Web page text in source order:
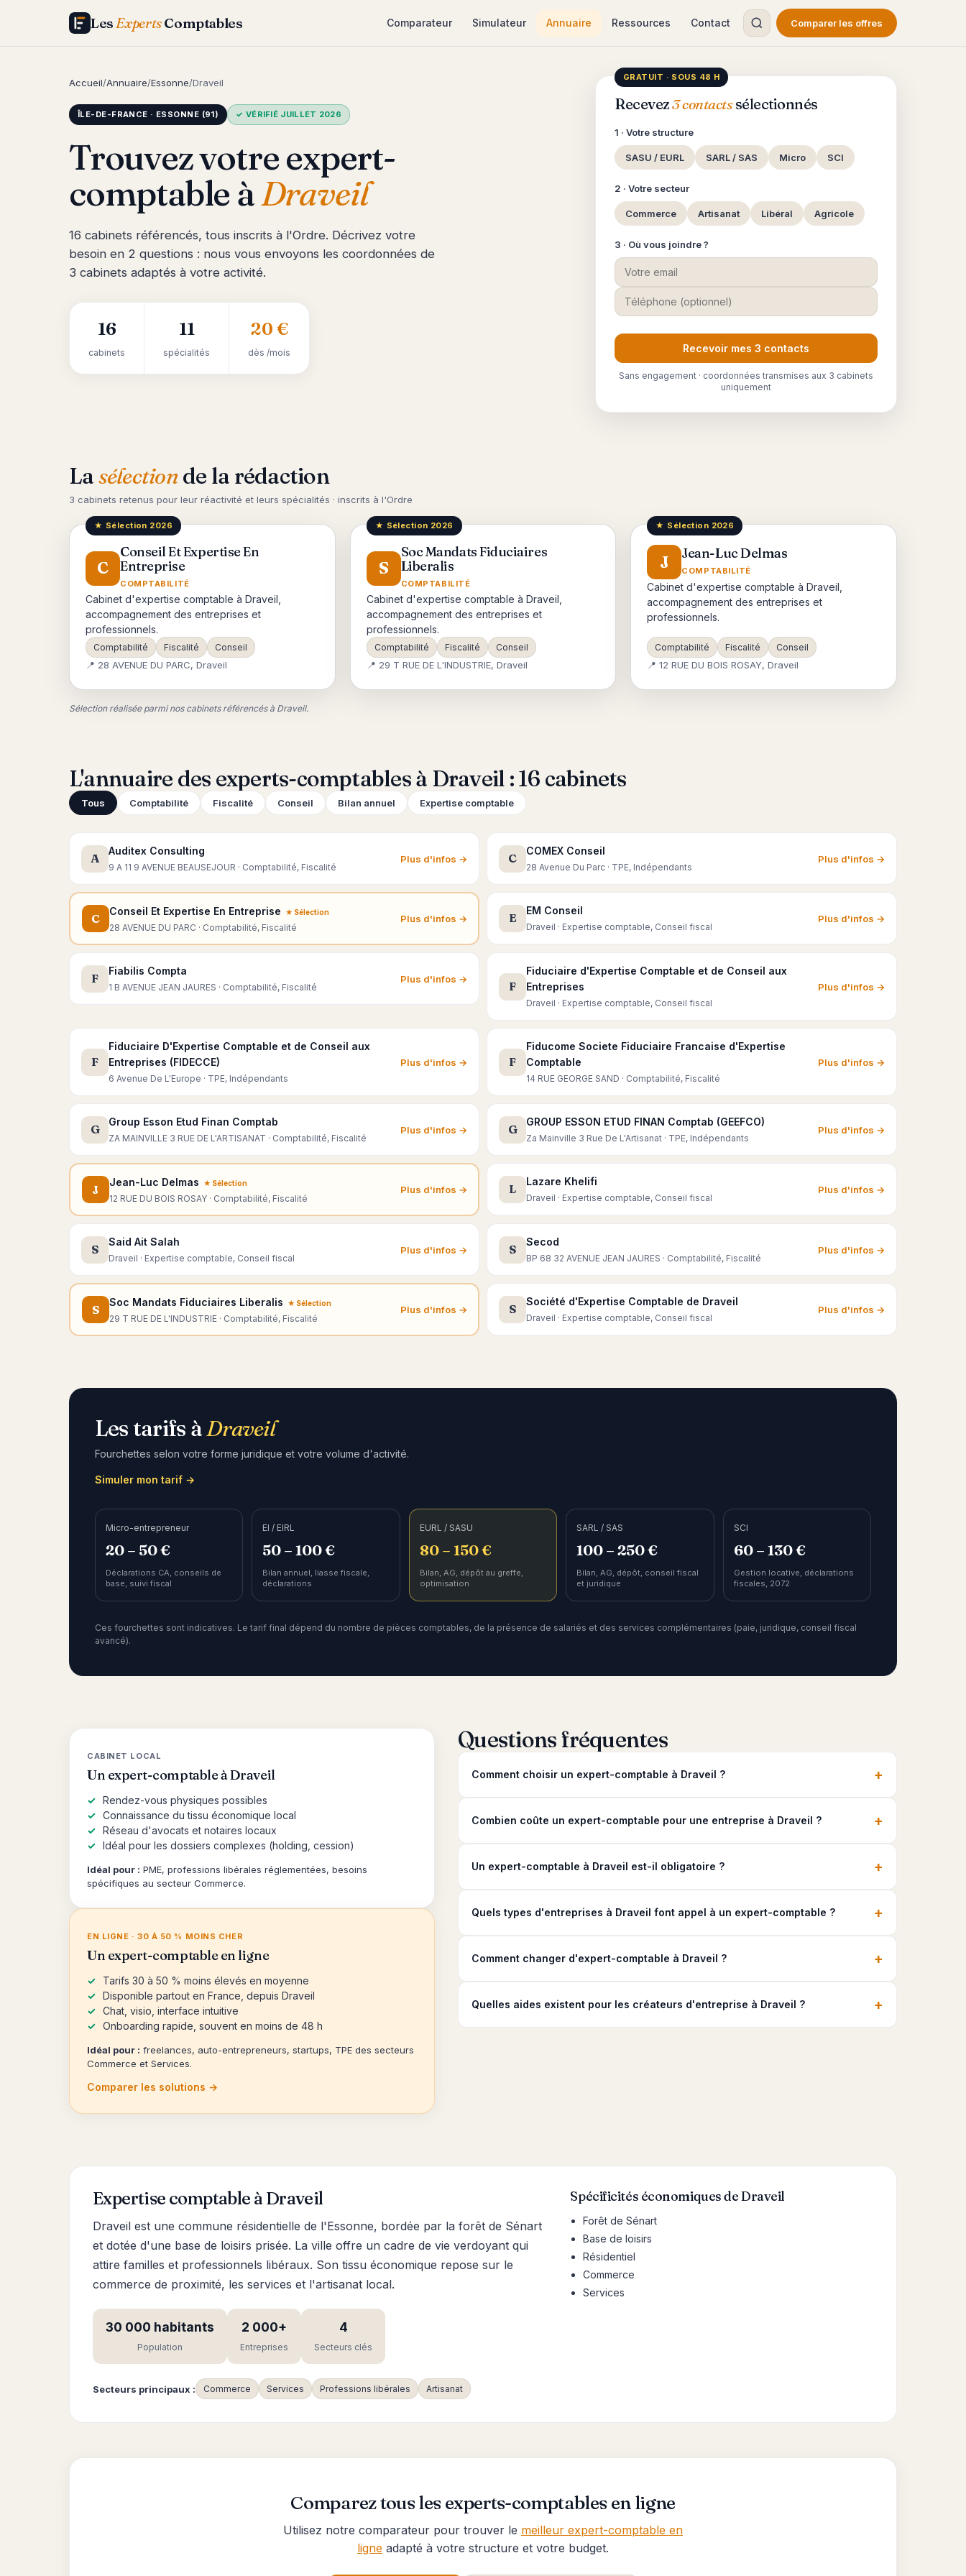
LesExpertsComptables Comparateur Simulateur Annuaire Ressources Contact Comparer les offres
Accueil/Annuaire/Essonne/Draveil
ÎLE-DE-FRANCE · ESSONNE (91) ✓ VÉRIFIÉ JUILLET 2026
Trouvez votre expert-
comptable àDraveil
16 cabinets référencés, tous inscrits à l'Ordre. Décrivez votre
besoin en 2 questions : nous vous envoyons les coordonnées de
3 cabinets adaptés à votre activité.
16
cabinets
11
spécialités
20 €
dès /mois
GRATUIT · SOUS 48 H
Recevez3 contactssélectionnés
1 · Votre structure
SASU / EURL SARL / SAS Micro SCI
2 · Votre secteur
Commerce Artisanat Libéral Agricole
3 · Où vous joindre ?
Recevoir mes 3 contacts
Sans engagement · coordonnées transmises aux 3 cabinets
uniquement
Lasélection de la rédaction
3 cabinets retenus pour leur réactivité et leurs spécialités · inscrits à l'Ordre
★ Sélection 2026
C
Conseil Et Expertise En
Entreprise
COMPTABILITÉ
Cabinet d'expertise comptable à Draveil,
accompagnement des entreprises et
professionnels.
Comptabilité Fiscalité Conseil
📍 28 AVENUE DU PARC, Draveil
★ Sélection 2026
S
Soc Mandats Fiduciaires
Liberalis
COMPTABILITÉ
Cabinet d'expertise comptable à Draveil,
accompagnement des entreprises et
professionnels.
Comptabilité Fiscalité Conseil
📍 29 T RUE DE L'INDUSTRIE, Draveil
★ Sélection 2026
J Jean-Luc Delmas
COMPTABILITÉ
Cabinet d'expertise comptable à Draveil,
accompagnement des entreprises et
professionnels.
Comptabilité Fiscalité Conseil
📍 12 RUE DU BOIS ROSAY, Draveil
Sélection réalisée parmi nos cabinets référencés à Draveil.
L'annuaire des experts-comptables à Draveil : 16 cabinets
Tous Comptabilité Fiscalité Conseil Bilan annuel Expertise comptable
A
Auditex Consulting
9 A 11 9 AVENUE BEAUSEJOUR · Comptabilité, Fiscalité
Plus d'infos → C
COMEX Conseil
28 Avenue Du Parc · TPE, Indépendants
Plus d'infos →
C
Conseil Et Expertise En Entreprise ★ Sélection
28 AVENUE DU PARC · Comptabilité, Fiscalité
Plus d'infos → E
EM Conseil
Draveil · Expertise comptable, Conseil fiscal
Plus d'infos →
F
Fiabilis Compta
1 B AVENUE JEAN JAURES · Comptabilité, Fiscalité
Plus d'infos →
F
Fiduciaire d'Expertise Comptable et de Conseil aux
Entreprises
Draveil · Expertise comptable, Conseil fiscal
Plus d'infos →
F
Fiduciaire D'Expertise Comptable et de Conseil aux
Entreprises (FIDECCE)
6 Avenue De L'Europe · TPE, Indépendants
Plus d'infos → F
Fiducome Societe Fiduciaire Francaise d'Expertise
Comptable
14 RUE GEORGE SAND · Comptabilité, Fiscalité
Plus d'infos →
G
Group Esson Etud Finan Comptab
ZA MAINVILLE 3 RUE DE L'ARTISANAT · Comptabilité, Fiscalité
Plus d'infos → G
GROUP ESSON ETUD FINAN Comptab (GEEFCO)
Za Mainville 3 Rue De L'Artisanat · TPE, Indépendants
Plus d'infos →
J
Jean-Luc Delmas ★ Sélection
12 RUE DU BOIS ROSAY · Comptabilité, Fiscalité
Plus d'infos → L
Lazare Khelifi
Draveil · Expertise comptable, Conseil fiscal
Plus d'infos →
S
Said Ait Salah
Draveil · Expertise comptable, Conseil fiscal
Plus d'infos → S
Secod
BP 68 32 AVENUE JEAN JAURES · Comptabilité, Fiscalité
Plus d'infos →
S
Soc Mandats Fiduciaires Liberalis ★ Sélection
29 T RUE DE L'INDUSTRIE · Comptabilité, Fiscalité
Plus d'infos → S
Société d'Expertise Comptable de Draveil
Draveil · Expertise comptable, Conseil fiscal
Plus d'infos →
Les tarifs àDraveil
Fourchettes selon votre forme juridique et votre volume d'activité.
Simuler mon tarif →
Micro-entrepreneur
20 – 50 €
Déclarations CA, conseils de
base, suivi fiscal
EI / EIRL
50 – 100 €
Bilan annuel, liasse fiscale,
déclarations
EURL / SASU
80 – 150 €
Bilan, AG, dépôt au greffe,
optimisation
SARL / SAS
100 – 250 €
Bilan, AG, dépôt, conseil fiscal
et juridique
SCI
60 – 130 €
Gestion locative, déclarations
fiscales, 2072
Ces fourchettes sont indicatives. Le tarif final dépend du nombre de pièces comptables, de la présence de salariés et des services complémentaires (paie, juridique, conseil fiscal
avancé).
CABINET LOCAL
Un expert-comptable à Draveil
Rendez-vous physiques possibles
Connaissance du tissu économique local
Réseau d'avocats et notaires locaux
Idéal pour les dossiers complexes (holding, cession)
Idéal pour : PME, professions libérales réglementées, besoins
spécifiques au secteur Commerce.
EN LIGNE · 30 À 50 % MOINS CHER
Un expert-comptable en ligne
Tarifs 30 à 50 % moins élevés en moyenne
Disponible partout en France, depuis Draveil
Chat, visio, interface intuitive
Onboarding rapide, souvent en moins de 48 h
Idéal pour : freelances, auto-entrepreneurs, startups, TPE des secteurs
Commerce et Services.
Comparer les solutions →
Questions fréquentes
Comment choisir un expert-comptable à Draveil ? +
Combien coûte un expert-comptable pour une entreprise à Draveil ? +
Un expert-comptable à Draveil est-il obligatoire ? +
Quels types d'entreprises à Draveil font appel à un expert-comptable ? +
Comment changer d'expert-comptable à Draveil ? +
Quelles aides existent pour les créateurs d'entreprise à Draveil ? +
Expertise comptable à Draveil
Draveil est une commune résidentielle de l'Essonne, bordée par la forêt de Sénart
et dotée d'une base de loisirs prisée. La ville offre un cadre de vie verdoyant qui
attire familles et professionnels libéraux. Son tissu économique repose sur le
commerce de proximité, les services et l'artisanat local.
30 000 habitants
Population
2 000+
Entreprises
4
Secteurs clés
Secteurs principaux : Commerce Services Professions libérales Artisanat
Spécificités économiques de Draveil
Forêt de Sénart
Base de loisirs
Résidentiel
Commerce
Services
Comparez tous les experts-comptables en ligne
Utilisez notre comparateur pour trouver le meilleur expert-comptable en
ligne adapté à votre structure et votre budget.